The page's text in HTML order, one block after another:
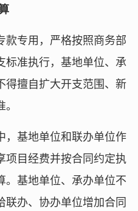
款专用，严格按照商务部
标准执行，基地单位、承
得擅自扩大开支范围、新
，基地单位和联办单位作
项目经费并按合同约定执
。基地单位、承办单位不
联办、协办单位增加合同